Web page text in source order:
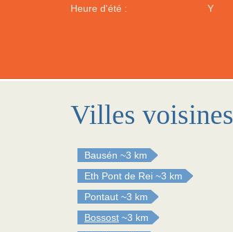
Heure d'été : Y
Villes voisines
Bausén ~3 km
Eth Pont de Rei ~3 km
Pontaut ~3 km
Bossost ~3 km